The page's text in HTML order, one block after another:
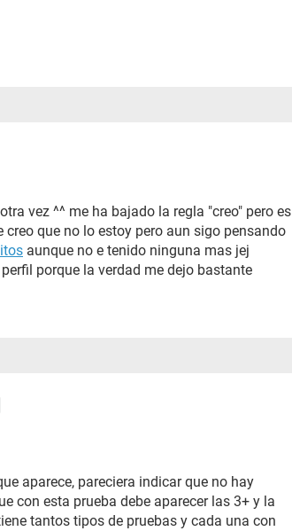
vez ^^ me ha bajado la regla "creo" pero es
que no lo estoy pero aun sigo pensando
aunque no e tenido ninguna mas jej
porque la verdad me dejo bastante
aparece, pareciera indicar que no hay
con esta prueba debe aparecer las 3+ y la
tantos tipos de pruebas y cada una con